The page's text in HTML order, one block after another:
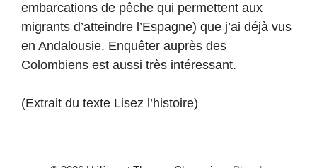
embarcations de pêche qui permettent aux
migrants d’atteindre l’Espagne) que j’ai déjà vus
en Andalousie. Enquêter auprès des
Colombiens est aussi très intéressant.
(Extrait du texte Lisez l’histoire)